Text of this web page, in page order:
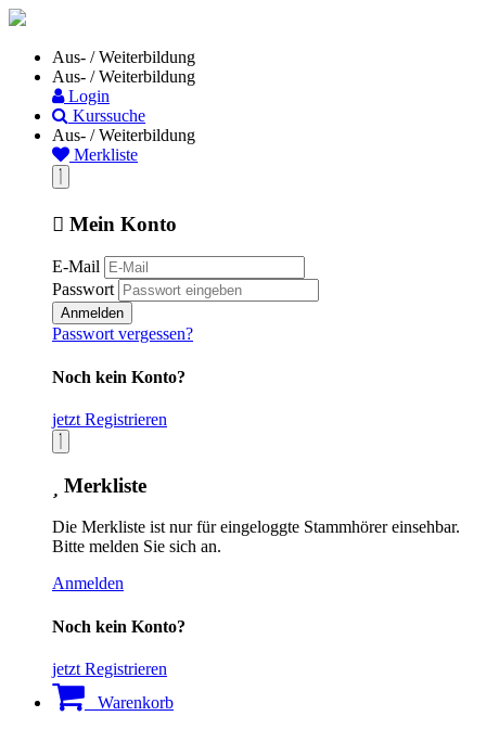
Aus- / Weiterbildung
Aus- / Weiterbildung
Login
Kurssuche
Aus- / Weiterbildung
Merkliste
Mein Konto
E-Mail
Passwort
Anmelden
Passwort vergessen?
Noch kein Konto?
jetzt Registrieren
Merkliste
Die Merkliste ist nur für eingeloggte Stammhörer einsehbar.
Bitte melden Sie sich an.
Anmelden
Noch kein Konto?
jetzt Registrieren
Warenkorb